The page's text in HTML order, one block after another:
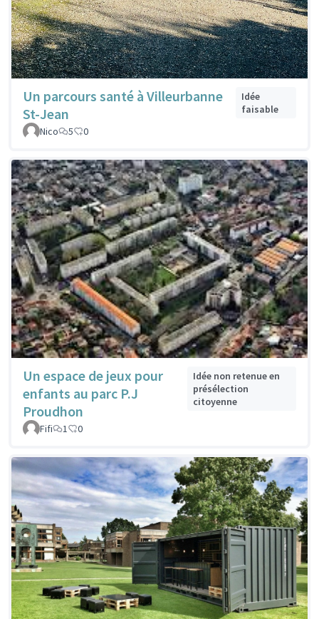
Un parcours santé à Villeurbanne
St-Jean
Idée
faisable
Nico
5 0
Un espace de jeux pour
enfants au parc P.J
Proudhon
Idée non retenue en
présélection
citoyenne
Fifi 1 0